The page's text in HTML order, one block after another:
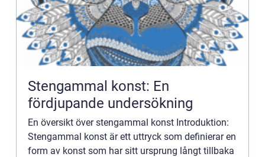
Stengammal konst: En
fördjupande undersökning
En översikt över stengammal konst Introduktion:
Stengammal konst är ett uttryck som definierar en
form av konst som har sitt ursprung långt tillbaka